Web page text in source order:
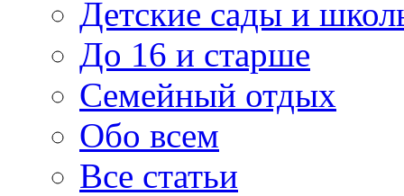
Детские сады и
До 16 и старше
Семейный отдых
Обо всем
Все статьи